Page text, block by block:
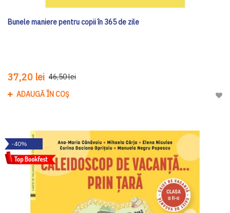
Bunele maniere pentru copii în 365 de zile
37,20 lei 46,50 lei
ADAUGĂ ÎN COȘ
-40%